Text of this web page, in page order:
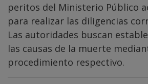
peritos del Ministerio Público
para realizar las diligencias
Las autoridades buscan
las causas de la muerte
procedimiento respectivo.